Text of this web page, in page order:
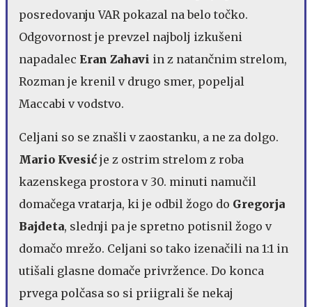
posredovanju VAR pokazal na belo točko.
Odgovornost je prevzel najbolj izkušeni
napadalec Eran Zahavi in z natančnim strelom,
Rozman je krenil v drugo smer, popeljal
Maccabi v vodstvo.
Celjani so se znašli v zaostanku, a ne za dolgo.
Mario Kvesić je z ostrim strelom z roba
kazenskega prostora v 30. minuti namučil
domačega vratarja, ki je odbil žogo do Gregorja
Bajdeta, slednji pa je spretno potisnil žogo v
domačo mrežo. Celjani so tako izenačili na 1:1 in
utišali glasne domače privržence. Do konca
prvega polčasa so si priigrali še nekaj